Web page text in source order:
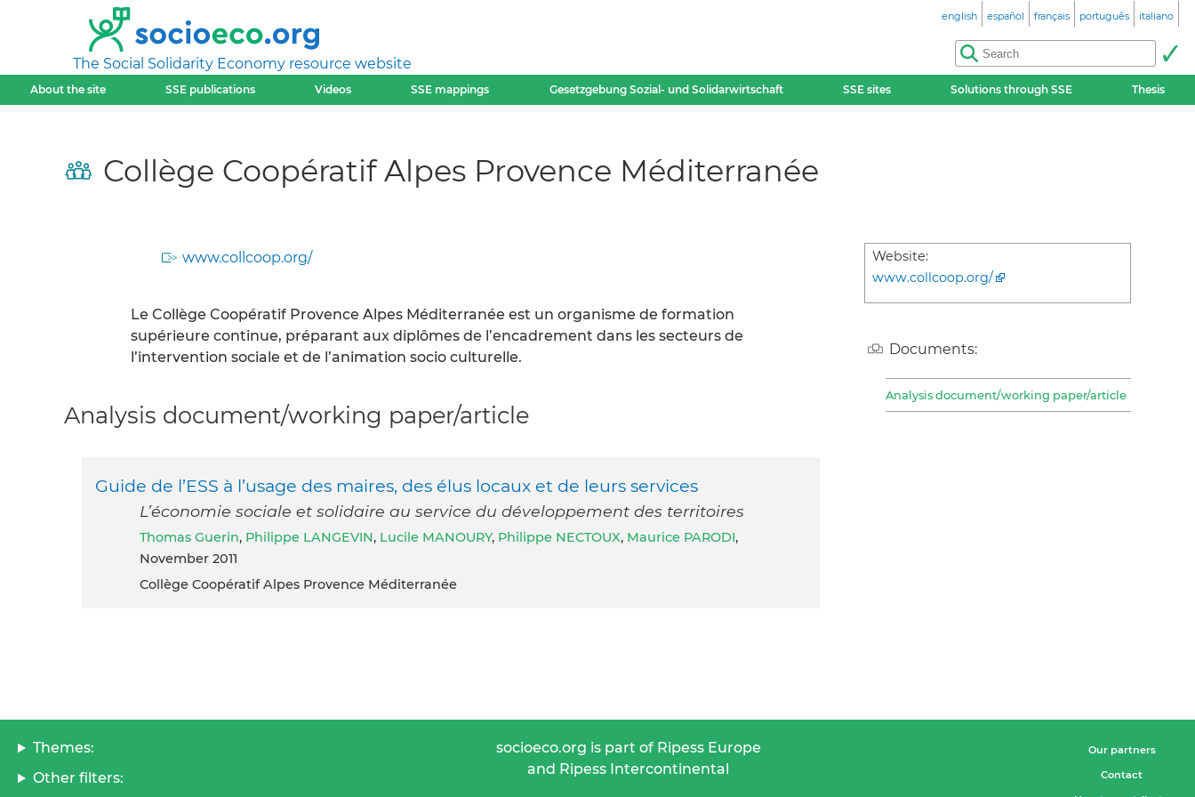
The Social Solidarity Economy resource website
english español français português italiano
About the site SSE publications Videos SSE mappings Gesetzgebung Sozial- und Solidarwirtschaft SSE sites Solutions through SSE Thesis
Collège Coopératif Alpes Provence Méditerranée
www.collcoop.org/
Le Collège Coopératif Provence Alpes Méditerranée est un organisme de formation
supérieure continue, préparant aux diplômes de l’encadrement dans les secteurs de
l’intervention sociale et de l’animation socio culturelle.
Website:
www.collcoop.org/
Documents:
Analysis document/working paper/article
Analysis document/working paper/article
Guide de l’ESS à l’usage des maires, des élus locaux et de leurs services
L’économie sociale et solidaire au service du développement des territoires
Thomas Guerin, Philippe LANGEVIN, Lucile MANOURY, Philippe NECTOUX, Maurice PARODI,
November 2011
Collège Coopératif Alpes Provence Méditerranée
Themes:
Other filters:
socioeco.org is part of Ripess Europe
and Ripess Intercontinental
Our partners
Contact